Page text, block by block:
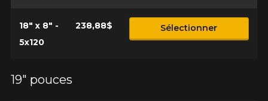
18" x 8" -
5x120
238,88$ Sélectionner
19" pouces